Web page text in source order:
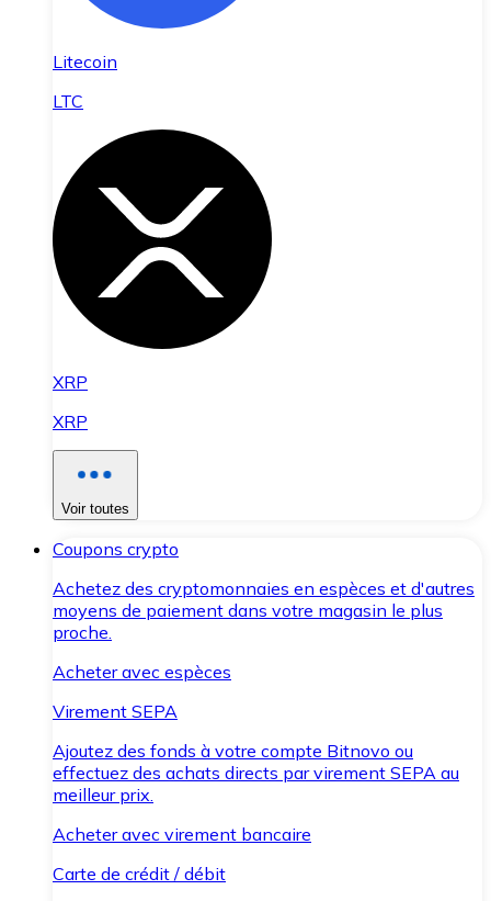
Litecoin
LTC
XRP
XRP
Voir toutes
Coupons crypto
Achetez des cryptomonnaies en espèces et d'autres
moyens de paiement dans votre magasin le plus
proche.
Acheter avec espèces
Virement SEPA
Ajoutez des fonds à votre compte Bitnovo ou
effectuez des achats directs par virement SEPA au
meilleur prix.
Acheter avec virement bancaire
Carte de crédit / débit